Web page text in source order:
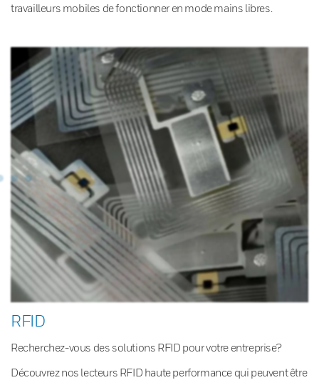
travailleurs mobiles de fonctionner en mode mains libres.
RFID
Recherchez-vous des solutions RFID pour votre entreprise?
Découvrez nos lecteurs RFID haute performance qui peuvent être